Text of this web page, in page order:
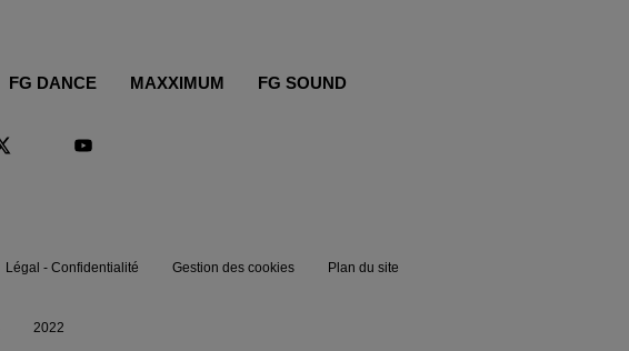
FG DANCE MAXXIMUM FG SOUND
Légal - Confidentialité Gestion des cookies Plan du site
2022